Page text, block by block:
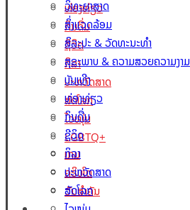
ທ່ອງທ່ຽວ
ກິນດື່ມ
ຊີວິດ
ກິລາ
ປະຫວັດສາດ
ສັດໂລກ
ໄວໜຸ່ມ
LGBTQ+
ເກມ
ຄຣິບໂຕ
ວັນສຳຄັນ
ວິທະຍາສາດ
ສິ່ງແວດລ້ອມ
ສິລະປະ & ວັດທະນະທຳ
ສຸຂະພາບ & ຄວາມສວຍຄວາມງາມ
ບັນເທີງ
ທ່ອງທ່ຽວ
ກິນດື່ມ
ຊີວິດ
ກິລາ
ປະຫວັດສາດ
ສັດໂລກ